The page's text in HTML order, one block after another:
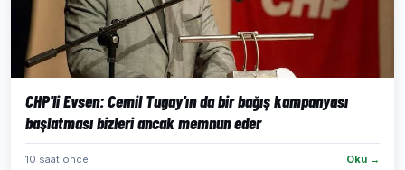
CHP'li Evsen: Cemil Tugay'ın da bir bağış kampanyası
başlatması bizleri ancak memnun eder
10 saat önce Oku →